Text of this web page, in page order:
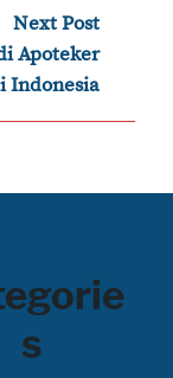
Next Post
Apoteker
Indonesia
s